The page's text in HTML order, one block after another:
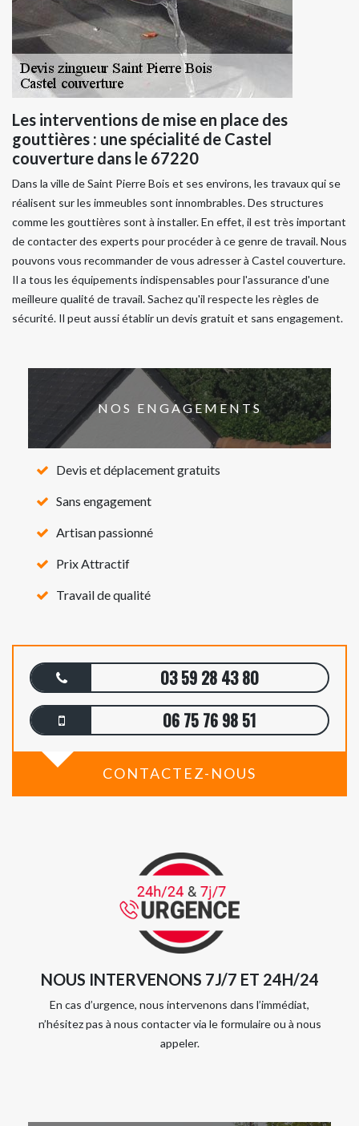
Les interventions de mise en place des
gouttières : une spécialité de Castel
couverture dans le 67220
Dans la ville de Saint Pierre Bois et ses environs, les travaux qui se
réalisent sur les immeubles sont innombrables. Des structures
comme les gouttières sont à installer. En effet, il est très important
de contacter des experts pour procéder à ce genre de travail. Nous
pouvons vous recommander de vous adresser à Castel couverture.
Il a tous les équipements indispensables pour l'assurance d'une
meilleure qualité de travail. Sachez qu'il respecte les règles de
sécurité. Il peut aussi établir un devis gratuit et sans engagement.
NOS ENGAGEMENTS
Devis et déplacement gratuits
Sans engagement
Artisan passionné
Prix Attractif
Travail de qualité
03 59 28 43 80
06 75 76 98 51
CONTACTEZ-NOUS
NOUS INTERVENONS 7J/7 ET 24H/24
En cas d’urgence, nous intervenons dans l’immédiat,
n’hésitez pas à nous contacter via le formulaire ou à nous
appeler.